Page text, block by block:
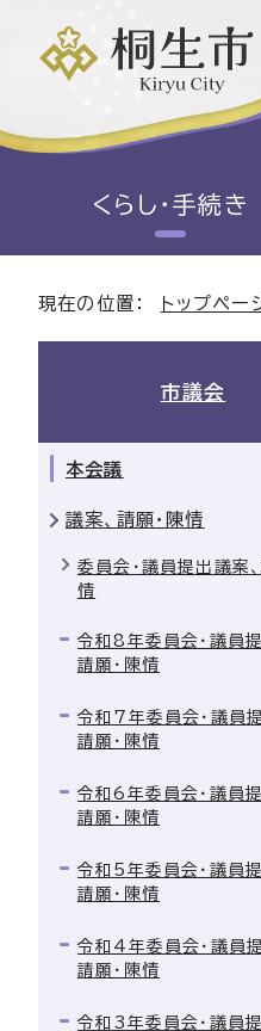
くらし・手続き
現在の位置： トップペー
市議会
本会議
議案、請願・陳情
委員会・議員提出議案
情
令和8年委員会・議員提
請願・陳情
令和7年委員会・議員提
請願・陳情
令和6年委員会・議員提
請願・陳情
令和5年委員会・議員提
請願・陳情
令和4年委員会・議員提
請願・陳情
令和3年委員会・議員提